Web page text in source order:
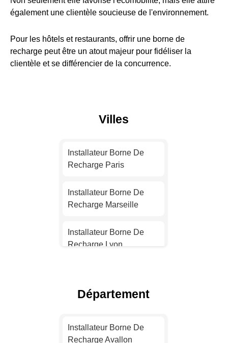
également une clientèle soucieuse de l'environnement.
Pour les hôtels et restaurants, offrir une borne de
recharge peut être un atout majeur pour fidéliser la
clientèle et se différencier de la concurrence.
Villes
Installateur Borne De
Recharge Paris
Installateur Borne De
Recharge Marseille
Installateur Borne De
Recharge Lyon
Recharge Nice
Département
Installateur Borne De
Recharge Avallon